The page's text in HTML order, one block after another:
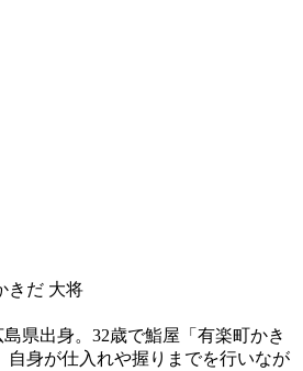
きだ 大将
県出身。32歳で鮨屋「有楽町かき
自身が仕入れや握りまでを行いなが